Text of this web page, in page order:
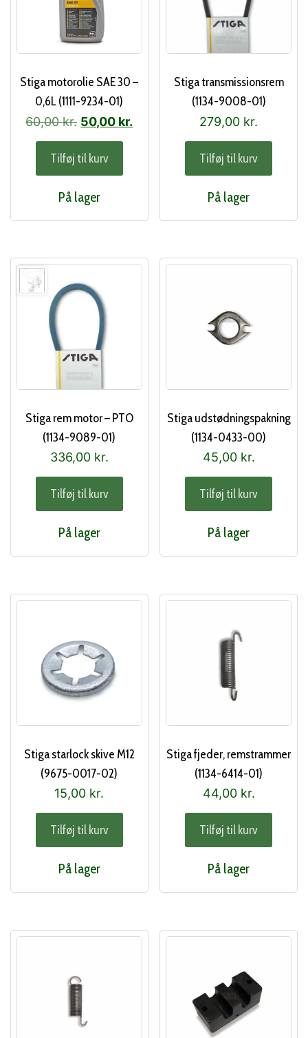
Stiga motorolie SAE 30 –
0,6L (1111-9234-01)
60,00kr. Den
oprindelige
pris
var:
60,00 kr..
50,00 kr.
Tilføj til kurv
På lager
Stiga transmissionsrem
(1134-9008-01)
279,00 kr.
Tilføj til kurv
På lager
Stiga rem motor – PTO
(1134-9089-01)
336,00 kr.
Tilføj til kurv
På lager
Stiga udstødningspakning
(1134-0433-00)
45,00 kr.
Tilføj til kurv
På lager
Stiga starlock skive M12
(9675-0017-02)
15,00 kr.
Tilføj til kurv
På lager
Stiga fjeder, remstrammer
(1134-6414-01)
44,00 kr.
Tilføj til kurv
På lager